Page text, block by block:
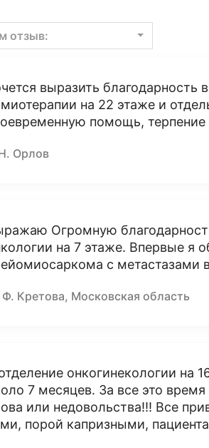
отзыв:
выразить благодарность
на 22 этаже и
помощь, терпение
Орлов
Огромную
на 7 этаже. Впервые я
с метастазами
Кретова, Московская область
онкогинекологии на
7 месяцев. За все это
или недовольства!!! Все
порой капризными,